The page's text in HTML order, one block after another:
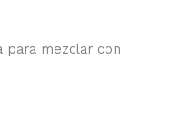
para mezclar con